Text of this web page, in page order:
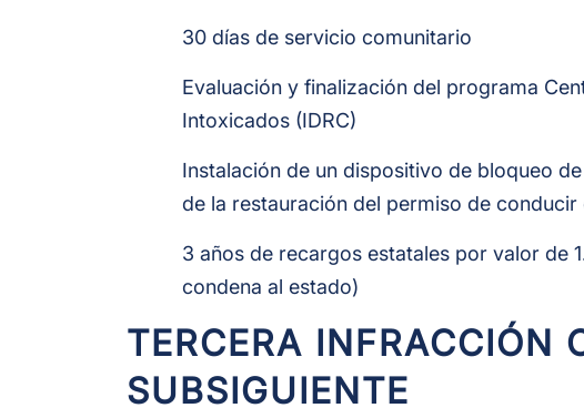
30 días de servicio comunitario
Evaluación y finalización del programa
Intoxicados (IDRC)
Instalación de un dispositivo de bloqueo
de la restauración del permiso de conducir
3 años de recargos estatales por valor de
condena al estado)
TERCERA INFRACCIÓN
SUBSIGUIENTE